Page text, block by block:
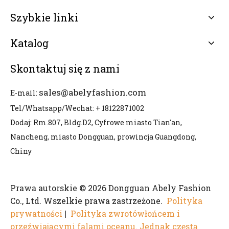
Szybkie linki
Katalog
Skontaktuj się z nami
E-mail: sales@abelyfashion.com
Tel/Whatsapp/Wechat: + 18122871002
Dodaj: Rm.807, Bldg.D2, Cyfrowe miasto Tian'an,
Nancheng, miasto Dongguan, prowincja Guangdong,
Chiny
Prawa autorskie © 2026 Dongguan Abely Fashion
Co., Ltd. Wszelkie prawa zastrzeżone. Polityka
prywatności | Polityka zwrotówłońcem i
orzeźwiającymi falami oceanu. Jednak częstą